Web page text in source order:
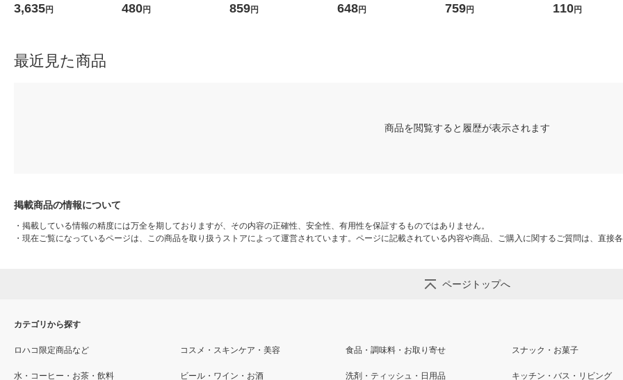
-N 1セット
3,635円
式 0.5mm 黒 1セット（1本×
480円
61 1個（小サイズ18個入）
859円
ドネイビー シャープペンシ
648円
ボールペン ちいかわ CS ハ
759円
紙パッケージ
110円
最近見た商品
商品を閲覧すると履歴が表示されます
掲載商品の情報について
・ 掲載している情報の精度には万全を期しておりますが、その内容の正確性、安全性、有用性を保証するものではありません。
・ 現在ご覧になっているページは、この商品を取り扱うストアによって運営されています。ページに記載されている内容や商品、ご購入に関するご質問は、直接
ページトップへ
カテゴリから探す
ロハコ限定商品など コスメ・スキンケア・美容 食品・調味料・お取り寄せ スナック・お菓子
水・コーヒー・お茶・飲料 ビール・ワイン・お酒 洗剤・ティッシュ・日用品 キッチン・バス・リビング